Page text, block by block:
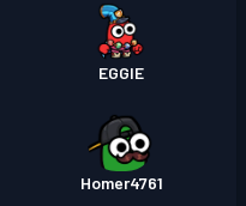
EGGIE
Homer4761